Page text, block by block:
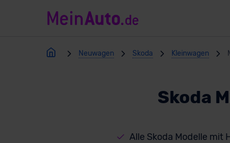
Neuwagen Skoda Kleinwagen
Skoda
Alle Skoda Modelle mit